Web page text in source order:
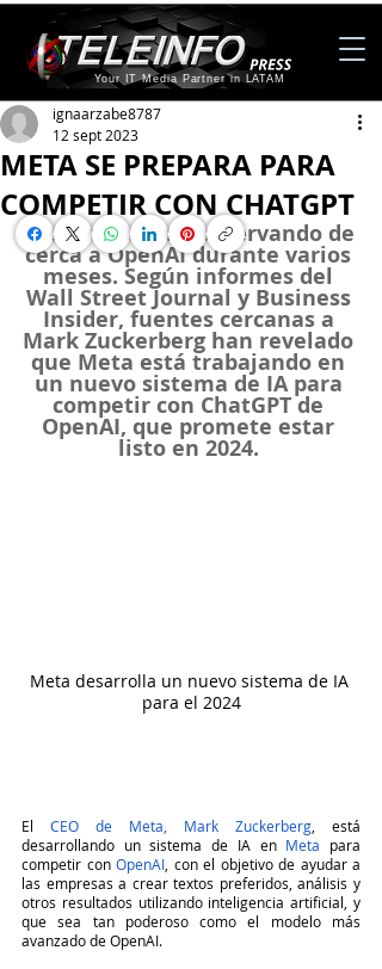
Your IT Media Partner in LATAM
META SE PREPARA PARA
COMPETIR CON CHATGPT
ignaarzabe8787
12 sept 2023
Meta ha estado observando de
cerca a OpenAI durante varios
meses. Según informes del
Wall Street Journal y Business
Insider, fuentes cercanas a
Mark Zuckerberg han revelado
que Meta está trabajando en
un nuevo sistema de IA para
competir con ChatGPT de
OpenAI, que promete estar
listo en 2024.
Meta desarrolla un nuevo sistema de IA
para el 2024
El CEO de Meta, Mark Zuckerberg , está
desarrollando un sistema de IA en Meta para
competir con OpenAI , con el objetivo de ayudar a
las empresas a crear textos preferidos, análisis y
otros resultados utilizando inteligencia artificial, y
que sea tan poderoso como el modelo más
avanzado de OpenAI.